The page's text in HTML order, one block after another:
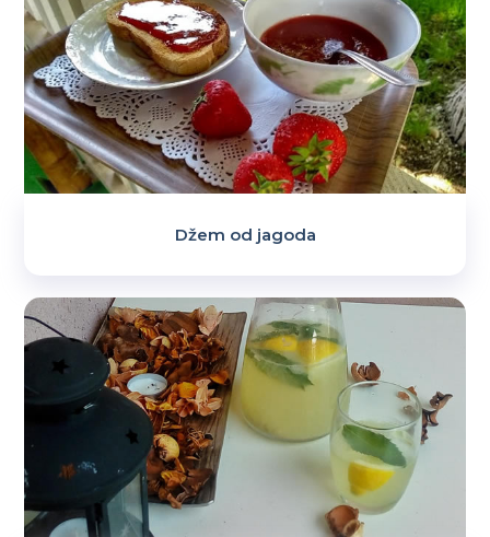
Džem od jagoda